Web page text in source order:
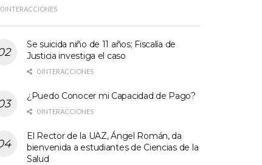
0 INTERACCIONES
Se suicida niño de 11 años; Fiscalía de
Justicia investiga el caso
0 INTERACCIONES
¿Puedo Conocer mi Capacidad de Pago?
0 INTERACCIONES
El Rector de la UAZ, Ángel Román, da
bienvenida a estudiantes de Ciencias de la
Salud